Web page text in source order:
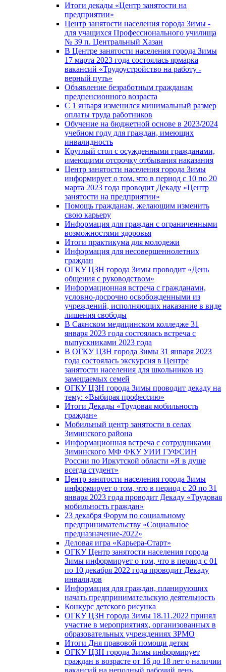
Итоги декады «Центр занятости на
предприятии»
Центр занятости населения города Зимы -
для учащихся Профессионального училища
№ 39 п. Центральный Хазан
В Центре занятости населения города Зимы
17 марта 2023 года состоялась ярмарка
вакансий «Трудоустройство на работу -
верный путь»
Объявление безработным гражданам
предпенсионного возраста
С 1 января изменился минимальный размер
оплаты труда работников
Обучение на бюджетной основе в 2023/2024
учебном году для граждан, имеющих
инвалидность
Круглый стол с осужденными гражданами,
имеющими отсрочку отбывания наказания
Центр занятости населения города Зимы
информирует о том, что в период с 10 по 20
марта 2023 года проводит Декаду «Центр
занятости на предприятии»
Помощь гражданам, желающим изменить
свою карьеру
Информация для граждан с ограниченными
возможностями здоровья
Итоги практикума для молодежи
Информация для несовершеннолетних
граждан
ОГКУ ЦЗН города Зимы проводит «День
общения с руководством»
Информационная встреча с гражданами,
условно-досрочно освобожденными из
учреждений, исполняющих наказание в виде
лишения свободы
В Саянском медицинском колледже 31
января 2023 года состоялась встреча с
выпускниками 2023 года
В ОГКУ ЦЗН города Зимы 31 января 2023
года состоялась экскурсия в Центре
занятости населения для школьников из
замещаемых семей
ОГКУ ЦЗН города Зимы проводит декаду на
тему: «Выбирая профессию»
Итоги Декады «Трудовая мобильность
граждан»
Мобильный центр занятости в селах
Зиминского района
Информационная встреча с сотрудниками
Зиминского МФ ФКУ УИИ ГУФСИН
России по Иркутской области «Я в душе
всегда студент»
Центр занятости населения города Зимы
информирует о том, что в период с 20 по 31
января 2023 года проводит Декаду «Трудовая
мобильность граждан»
23 декабря Форум по социальному
предпринимательству «Социальное
предназначение-2022»
Деловая игра «Карьера-Старт»
ОГКУ Центр занятости населения города
Зимы информирует о том, что в период с 01
по 10 декабря 2022 года проводит Декаду
инвалидов
Информация для граждан, планирующих
начать предпринимательскую деятельность
Конкурс детского рисунка
ОГКУ ЦЗН города Зимы 18.11.2022 принял
участие в мероприятиях, организованных в
образовательных учреждениях ЗРМО
Итоги Дня правовой помощи детям
ОГКУ ЦЗН города Зимы информирует
граждан в возрасте от 16 до 18 лет о наличии
вакансий на неполный рабочий день